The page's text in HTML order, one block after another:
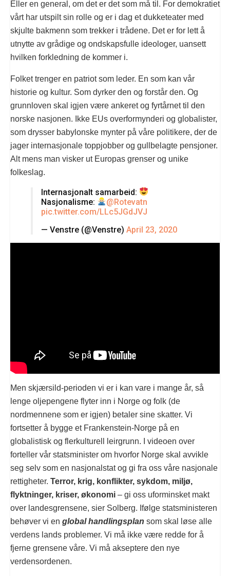
Eller en general, om det er det som må til. For demokratiet
vårt har utspilt sin rolle og er i dag et dukketeater med
skjulte bakmenn som trekker i trådene. Det er for lett å
utnytte av grådige og ondskapsfulle ideologer, uansett
hvilken forkledning de kommer i.
Folket trenger en patriot som leder. En som kan vår
historie og kultur. Som dyrker den og forstår den. Og
grunnloven skal igjen være ankeret og fyrtårnet til den
norske nasjonen. Ikke EUs overformynderi og globalister,
som drysser babylonske mynter på våre politikere, der de
jager internasjonale toppjobber og gullbelagte pensjoner.
Alt mens man visker ut Europas grenser og unike
folkeslag.
Internasjonalt samarbeid:
Nasjonalisme:
@Rotevatn
pic.twitter.com/LLc5JGdJVJ
— Venstre (@Venstre) April 23, 2020
Men skjærsild-perioden vi er i kan vare i mange år, så
lenge oljepengene flyter inn i Norge og folk (de
nordmennene som er igjen) betaler sine skatter. Vi
fortsetter å bygge et Frankenstein-Norge på en
globalistisk og flerkulturell leirgrunn. I videoen over
forteller vår statsminister om hvorfor Norge skal avvikle
seg selv som en nasjonalstat og gi fra oss våre nasjonale
rettigheter. Terror, krig, konflikter, sykdom, miljø,
flyktninger, kriser, økonomi – gi oss uforminsket makt
over landesgrensene, sier Solberg. Ifølge statsministeren
behøver vi en global handlingsplan som skal løse alle
verdens lands problemer. Vi må ikke være redde for å
fjerne grensene våre. Vi må akseptere den nye
verdensordenen.